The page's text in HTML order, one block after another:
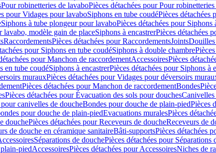
Pour robinetteries de lavaboPièces détachées pour Pour
pour Vidages pour lavaboSiphons en tube coudéPièces détachées
Siphons à tube plongeur pour lavaboPièces détachées pour
lavabo, modèle gain de placeSiphons à encastrerPièces détachées
RaccordementsPièces détachées pour RaccordementsJointsDouilles
pour Siphons en tube coudéSiphons à double chambre
pour Manchon de raccordementAccessoiresPièces
en tube coudéSiphons à encastrerPièces détachées pour Siphons à
murauxPièces détachées pour Vidages pour déversoirs
Pièces détachées pour Manchon de raccordementBondes
Pièces détachées pour Évacuation des sols pour douches
canivelles de doucheBondes pour douche de plain-piedPièces
pour douche de plain-piedEvacuations muralesPièces
douchePièces détachées pour Receveurs de doucheReceveurs de
de douche en céramique sanitaireBâti-supportsPièces détachées
Séparations de douchePièces détachées pour Séparations
piedAccessoiresPièces détachées pour AccessoiresNiches de